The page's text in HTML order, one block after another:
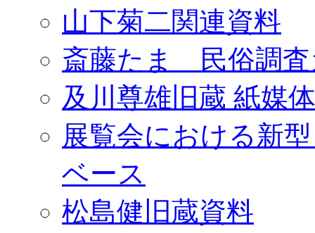
山下菊二関連資料
斎藤たま 民俗調査
及川尊雄旧蔵 紙媒
展覧会における新
ベース
松島健旧蔵資料